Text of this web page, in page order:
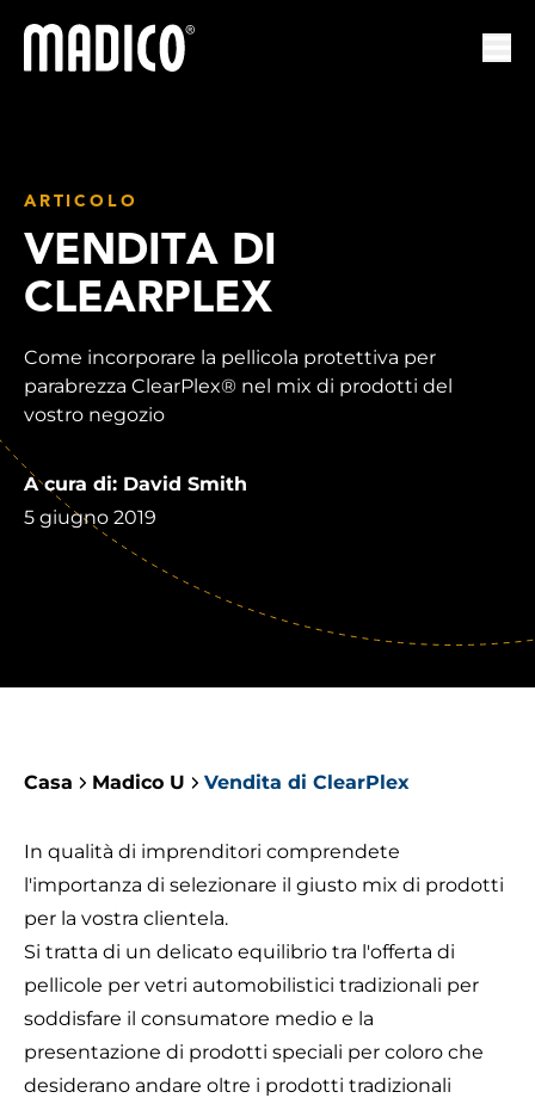
Madico
ARTICOLO
VENDITA DI
CLEARPLEX
Come incorporare la pellicola protettiva per
parabrezza ClearPlex® nel mix di prodotti del
vostro negozio
A cura di: David Smith
5 giugno 2019
Casa Madico U Vendita di ClearPlex
In qualità di imprenditori comprendete
l'importanza di selezionare il giusto mix di prodotti
per la vostra clientela.
Si tratta di un delicato equilibrio tra l'offerta di
pellicole per vetri automobilistici tradizionali per
soddisfare il consumatore medio e la
presentazione di prodotti speciali per coloro che
desiderano andare oltre i prodotti tradizionali